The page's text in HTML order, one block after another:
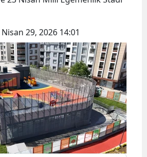
Nisan 29, 2026 14:01